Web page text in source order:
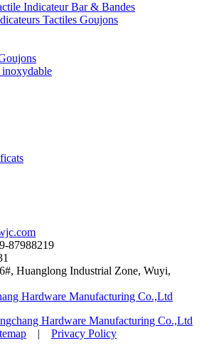
Indicateur Bar & Bandes
Tactiles Goujons
87988219
Huanglong Industrial Zone, Wuyi,
Hardware Manufacturing Co.,Ltd
| Privacy Policy